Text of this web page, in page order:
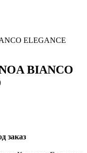
ELEGANCE
BIANCO
заказ